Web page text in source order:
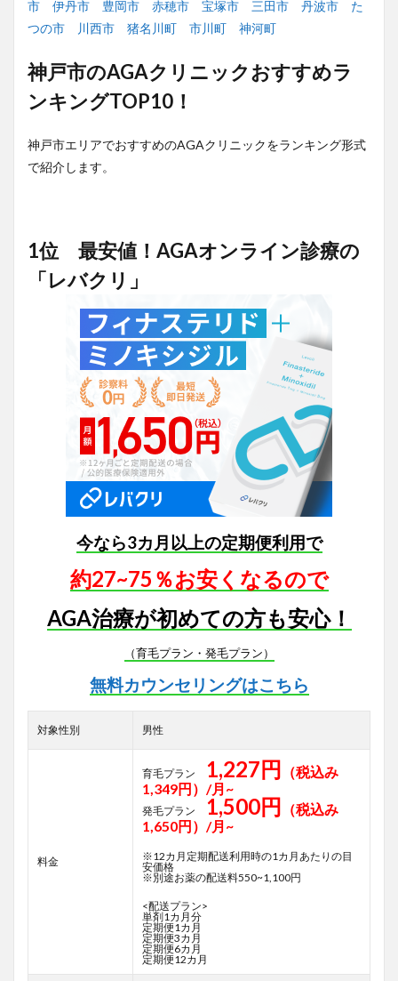
市
伊丹市 豊岡市 赤穂市 宝塚市 三田市 丹波市
た
つの市
川西市 猪名川町 市川町 神河町
神戸市のAGAクリニックおすすめラ
ンキングTOP10！
神戸市エリアでおすすめのAGAクリニックをランキング形式
で紹介します。
1位 最安値！AGAオンライン診療の
「レバクリ」
今なら3カ月以上の定期便利用で
約27~75％お安くなるので
AGA治療が初めての方も安心！
（育毛プラン・発毛プラン）
無料カウンセリングはこちら
対象性別 男性
料金
育毛プラン 1,227円 （税込み
1,349円）/月~
発毛プラン 1,500円 （税込み
1,650円）/月~
※12カ月定期配送利用時の1カ月あたりの目
安価格
※別途お薬の配送料550~1,100円
<配送プラン>
単剤1カ月分
定期便1カ月
定期便3カ月
定期便6カ月
定期便12カ月